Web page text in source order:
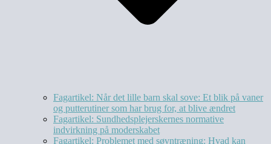
Fagartikel: Når det lille barn skal sove: Et blik på vaner
og putterutiner som har brug for, at blive ændret
Fagartikel: Sundhedsplejerskernes normative
indvirkning på moderskabet
Fagartikel: Problemet med søvntræning: Hvad kan